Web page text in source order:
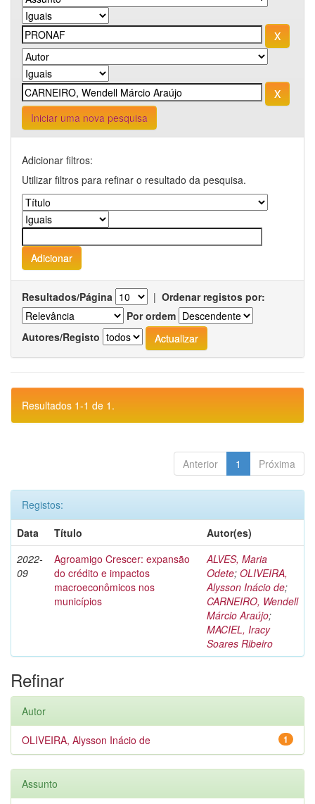
Iniciar uma nova pesquisa
Adicionar filtros:
Utilizar filtros para refinar o resultado da pesquisa.
Resultados/Página | Ordenar registos por:
Por ordem
Autores/Registo
Resultados 1-1 de 1.
Anterior 1 Próxima
Registos:
Data
Título
Autor(es)
2022-
09
Agroamigo Crescer: expansão
do crédito e impactos
macroeconômicos nos
municípios
ALVES, Maria
Odete; OLIVEIRA,
Alysson Inácio de;
CARNEIRO, Wendell
Márcio Araújo;
MACIEL, Iracy
Soares Ribeiro
Refinar
Autor
1
OLIVEIRA, Alysson Inácio de
Assunto